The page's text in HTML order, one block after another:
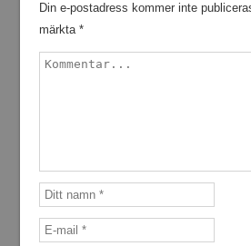
Din e-postadress kommer inte
märkta *